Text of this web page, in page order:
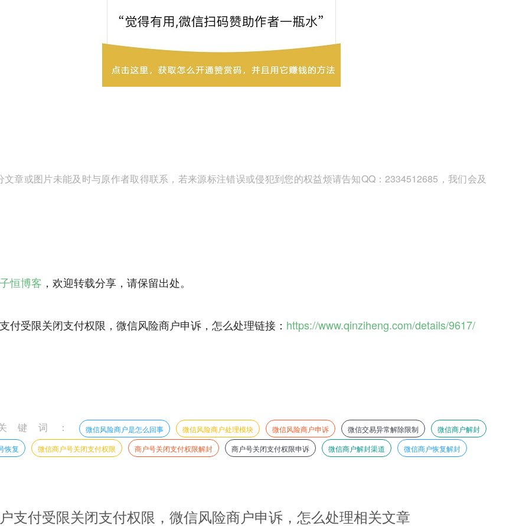
文章或图片未能及时与原作者取得联系，若来源标注错误或侵犯到您的权益烦请告知QQ：2334512685，我们会及
恒博客 ，欢迎转载分享，请保留出处。
付受限关闭支付权限，微信风险商户申诉，怎么处理链接： https://www.qinziheng.com/details/9617/
键词： 微信风险商户是怎么回事 微信风险商户处理模块 微信风险商户申诉 微信交易异常解除限制
微信商户解封
恢复
微信商户号关闭支付权限 商户号关闭支付权限解封 商户号关闭支付权限申诉 微信商户解封渠道 微信商户恢复解封
支付受限关闭支付权限，微信风险商户申诉，怎么处理相关文章